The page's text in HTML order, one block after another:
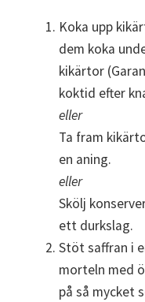
Koka upp
dem koka
kikärtor
koktid efter
eller
Ta fram
en aning.
eller
Skölj
ett durkslag.
Stöt saffran i
morteln med
på så mycket